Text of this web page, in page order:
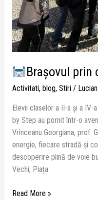
Brașovul prin
Activitati, blog, Stiri/
Elevii claselor a II-a și a IV-
by Step au pornit într-o
Vrînceanu Georgiana, prof.
energie, fiecare stradă și
descoperire plină de voie
Vechi, Piața
Read More »